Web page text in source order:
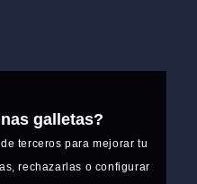
galletas?
terceros para mejorar tu
rechazarlas o configurar